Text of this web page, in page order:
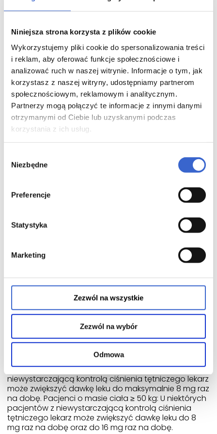
Niniejsza strona korzysta z plików cookie
Wykorzystujemy pliki cookie do spersonalizowania treści
i reklam, aby oferować funkcje społecznościowe i
analizować ruch w naszej witrynie. Informacje o tym, jak
korzystasz z naszej witryny, udostępniamy partnerom
społecznościowym, reklamowym i analitycznym.
Partnerzy mogą połączyć te informacje z innymi danymi
otrzymanymi od Ciebie lub uzyskanymi podczas
korzystania z ich usług.
zgody
Niezbędne
Preferencje
Statystyka
Marketing
Zezwól na wszystkie
Zezwól na wybór
Odmowa
Ten lek należy zawsze przyjmować zgodnie z
zaleceniami lekarza. W razie wątpliwości należy
zwrócić się do lekarza lub farmaceuty.
Ważne jest, aby codziennie przyjmować lek Casaro.
Należy przyjmować tabletkę każdego dnia o tej samej
porze. Pomoże to pamiętać o przyjęciu leku.
Lek Casaro można przyjmować z posiłkiem lub bez
posiłku. Tabletkę połknąć popijając wodą. Tabletkę
można podzielić na równe dawki.
Zalecana dawka leku Casaro to 8 mg raz na dobę.
a następnie do 32 mg raz na dobę, w zależności od
reakcji ciśnienia tętniczego na leczenie. Niektórym
zaburzeniami czynności nerek lub pacjentom, którzy
utracili ostatnio dużą ilość płynów (na skutek
moczopędne) lekarz może przepisać mniejszą dawkę
początkową.
U niektórych pacjentów rasy czarnej reakcja na ten
rodzaj leku może być zmniejszona, gdy jest on
podawany jako jedyne leczenie (w monoterapii), i
tacy pacjenci mogą potrzebować większej dawki.
Stosowanie u dzieci i młodzieży
Dzieci w wieku od 6 do 18 lat: Zalecana dawka
początkowa wynosi 4 mg raz na dobę. Pacjenci o
masie ciała < 50 kg: U niektórych pacjentów z
niewystarczającą kontrolą ciśnienia tętniczego lekarz
może zwiększyć dawkę leku do maksymalnie 8 mg raz
na dobę. Pacjenci o masie ciała ≥ 50 kg: U niektórych
pacjentów z niewystarczającą kontrolą ciśnienia
tętniczego lekarz może zwiększyć dawkę leku do 8
mg raz na dobę oraz do 16 mg raz na dobę.